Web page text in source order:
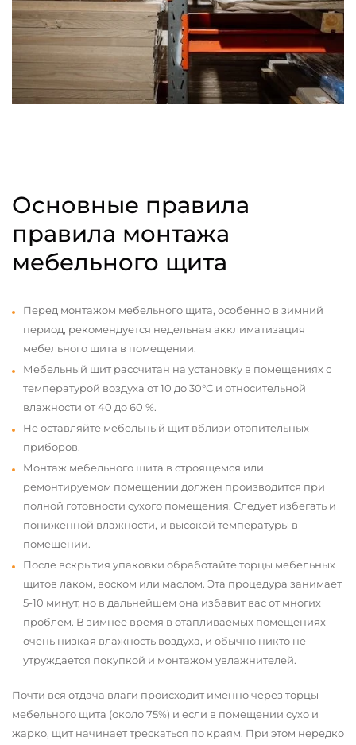
Основные правила
правила монтажа
мебельного щита
Перед монтажом мебельного щита, особенно в зимний
период, рекомендуется недельная акклиматизация
мебельного щита в помещении.
Мебельный щит рассчитан на установку в помещениях с
температурой воздуха от 10 до 30°С и относительной
влажности от 40 до 60 %.
Не оставляйте мебельный щит вблизи отопительных
приборов.
Монтаж мебельного щита в строящемся или
ремонтируемом помещении должен производится при
полной готовности сухого помещения. Следует избегать и
пониженной влажности, и высокой температуры в
помещении.
После вскрытия упаковки обработайте торцы мебельных
щитов лаком, воском или маслом. Эта процедура занимает
5-10 минут, но в дальнейшем она избавит вас от многих
проблем. В зимнее время в отапливаемых помещениях
очень низкая влажность воздуха, и обычно никто не
утруждается покупкой и монтажом увлажнителей.
Почти вся отдача влаги происходит именно через торцы
мебельного щита (около 75%) и если в помещении сухо и
жарко, щит начинает трескаться по краям. При этом нередко